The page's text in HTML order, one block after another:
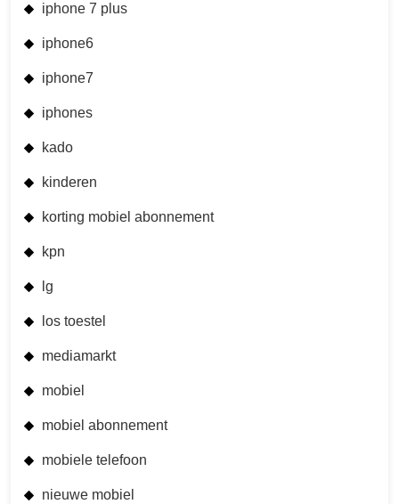
iphone 7 plus
iphone6
iphone7
iphones
kado
kinderen
korting mobiel abonnement
kpn
lg
los toestel
mediamarkt
mobiel
mobiel abonnement
mobiele telefoon
nieuwe mobiel